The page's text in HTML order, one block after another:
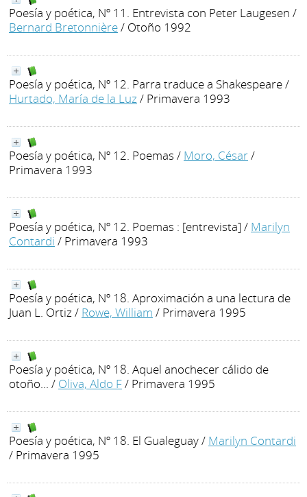
Poesía y poética, Nº 11. Entrevista con Peter Laugesen /
Bernard Bretonnière/ Otoño 1992
Poesía y poética, Nº 12. Parra traduce a Shakespeare/
Hurtado, María de la Luz/ Primavera 1993
Poesía y poética, Nº 12. Poemas / Moro, César/
Primavera 1993
Poesía y poética, Nº 12. Poemas : [entrevista] / Marilyn
Contardi / Primavera 1993
Poesía y poética, Nº 18. Aproximación a una lectura de
Juan L. Ortiz/ Rowe, William / Primavera 1995
Poesía y poética, Nº 18. Aquel anochecer cálido de
otoño... / Oliva, Aldo F/ Primavera 1995
Poesía y poética, Nº 18. El Gualeguay/ Marilyn Contardi
/ Primavera 1995